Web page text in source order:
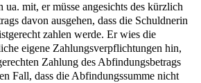
mit, er müsse angesichts des kürzlich
davon ausgehen, dass die Schuldnerin
zahlen werde. Er wies die
eigene Zahlungsverpflichtungen hin,
Zahlung des Abfindungsbetrags
Fall, dass die Abfindungssumme nicht